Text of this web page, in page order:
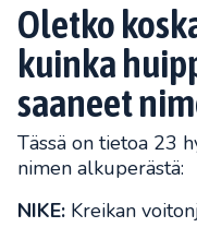
Oletko
kuinka
saaneet
Tässä on tietoa 23
nimen alkuperästä:
NIKE: Kreikan